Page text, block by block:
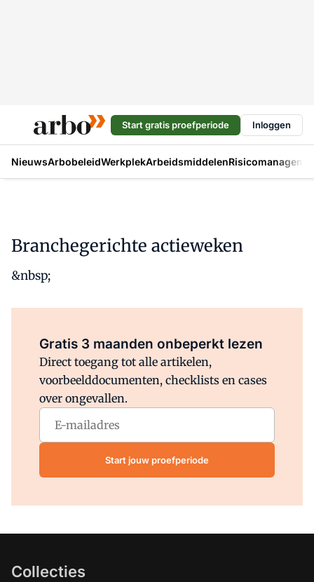
Start gratis proefperiode Inloggen
NieuwsArbobeleidWerkplekArbeidsmiddelen
Branchegerichte actieweken
&nbsp;
Gratis 3 maanden onbeperkt lezen
Direct toegang tot alle artikelen,
voorbeelddocumenten, checklists en cases
over ongevallen.
Start jouw proefperiode
Collecties